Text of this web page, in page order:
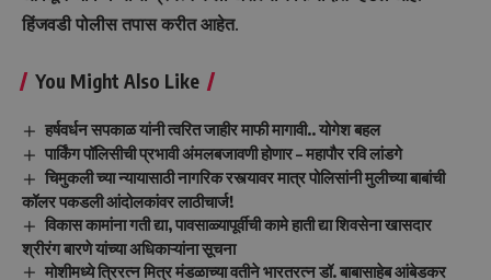
हिंजवडी पोलीस तपास करीत आहेत.
You Might Also Like
हर्षवर्धन सपकाळ यांनी त्वरित जाहीर माफी मागावी.. योगेश बहल
पार्किंग पॉलिसीची प्रभावी अंमलबजावणी होणार – महापौर रवि लांडगे
चिमुकली च्या न्यायासाठी नागरिक रस्त्यावर मात्र पोलिसांनी मुलीच्या बाबांची
कॉलर पकडली आंदोलकांवर लाठीचार्ज!
विकास कामांना गती द्या, पावसाळ्यापूर्वीची कामे हाती द्या शिवसेना खासदार
श्रीरंग बारणे यांच्या अधिकाऱ्यांना सूचना
मोशीमध्ये त्रिरत्न मित्र मंडळाच्या वतीने भारतरत्न डॉ. बाबासाहेब आंबेडकर